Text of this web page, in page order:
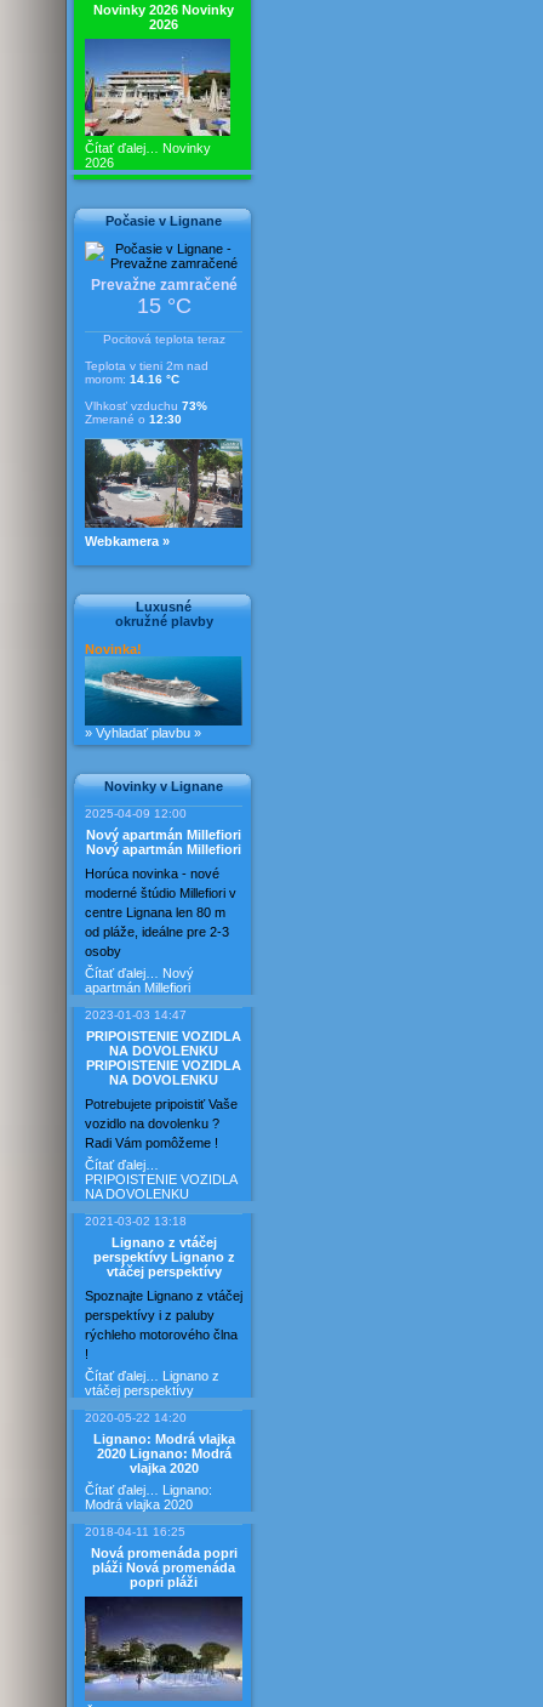
Novinky 2026 Novinky
2026
Čítať ďalej… Novinky
2026
Počasie v Lignane
Prevažne zamračené
15 °C
Pocitová teplota teraz
Teplota v tieni 2m nad
morom: 14.16 °C
Vlhkosť vzduchu 73%
Zmerané o 12:30
Webkamera »
Luxusné
okružné plavby
Novinka!
» Vyhladať plavbu »
Novinky v Lignane
2025-04-09 12:00
Nový apartmán Millefiori
Nový apartmán Millefiori
Horúca novinka - nové
moderné štúdio Millefiori v
centre Lignana len 80 m
od pláže, ideálne pre 2-3
osoby
Čítať ďalej… Nový
apartmán Millefiori
2023-01-03 14:47
PRIPOISTENIE VOZIDLA
NA DOVOLENKU
PRIPOISTENIE VOZIDLA
NA DOVOLENKU
Potrebujete pripoistiť Vaše
vozidlo na dovolenku ?
Radi Vám pomôžeme !
Čítať ďalej…
PRIPOISTENIE VOZIDLA
NA DOVOLENKU
2021-03-02 13:18
Lignano z vtáčej
perspektívy Lignano z
vtáčej perspektívy
Spoznajte Lignano z vtáčej
perspektívy i z paluby
rýchleho motorového člna
!
Čítať ďalej…
Lignano z
vtáčej perspektívy
2020-05-22 14:20
Lignano: Modrá vlajka
2020 Lignano: Modrá
vlajka 2020
Čítať ďalej…
Lignano:
Modrá vlajka 2020
2018-04-11 16:25
Nová promenáda popri
pláži Nová promenáda
popri pláži